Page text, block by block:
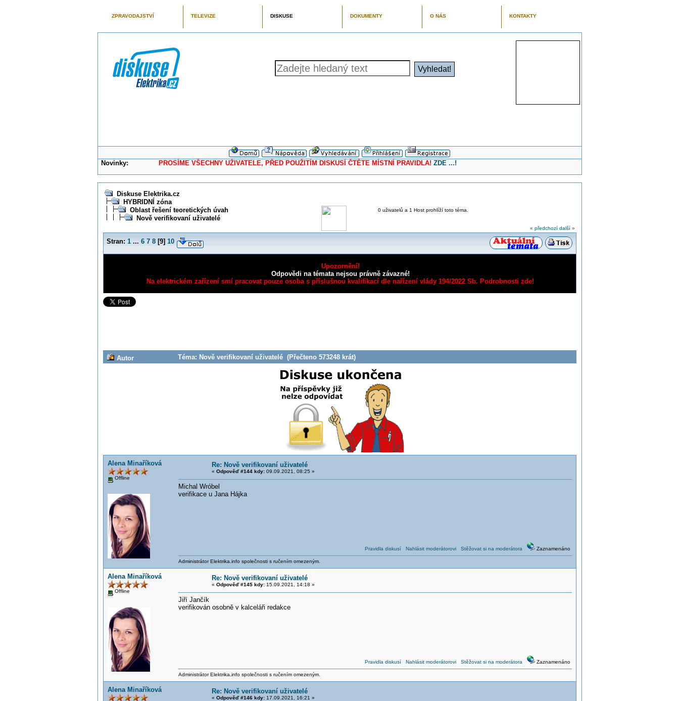
ZPRAVODAJSTVÍ TELEVIZE DISKUSE DOKUMENTY O NÁS KONTAKTY
Novinky: PROSÍME VŠECHNY UŽIVATELE, PŘED POUŽITÍM DISKUSÍ ČTĚTE MÍSTNÍ PRAVIDLA! ZDE ...!
Diskuse Elektrika.cz
HYBRIDNÍ zóna
Oblast řešení teoretických úvah
Nově verifikovaní uživatelé
0 uživatelů a 1 Host prohlíží toto téma.
« předchozí další »
Stran: 1 ... 6 7 8[9] 10
Upozornění!
Odpovědi na témata nejsou právně závazné!
Na elektrickém zařízení smí pracovat pouze osoba s příslušnou kvalifikací dle nařízení vlády 194/2022 Sb. Podrobnosti zde!
Autor Téma: Nově verifikovaní uživatelé (Přečteno 573248 krát)
Alena Minaříková
Offline
Re: Nově verifikovaní uživatelé
« Odpověď #144 kdy:09.09.2021, 08:25 »
Michal Wróbel
verifikace u Jana Hájka
Pravidla diskusí Nahlásit moderátorovi Stěžovat si na moderátora Zaznamenáno
Administrátor Elektrika.info společnosti s ručením omezeným.
Alena Minaříková
Offline
Re: Nově verifikovaní uživatelé
« Odpověď #145 kdy:15.09.2021, 14:18 »
Jiří Jančík
verifikován osobně v kalceláři redakce
Pravidla diskusí Nahlásit moderátorovi Stěžovat si na moderátora Zaznamenáno
Administrátor Elektrika.info společnosti s ručením omezeným.
Alena Minaříková Re: Nově verifikovaní uživatelé
« Odpověď #146 kdy:17.09.2021, 16:21 »